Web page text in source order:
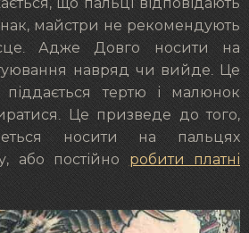
що пальці відповідають
майстри не рекомендують
Адже Довго носити на
навряд чи вийде. Це
піддається тертю і малюнок
Це призведе до того,
носити на пальцях
або постійно робити платні